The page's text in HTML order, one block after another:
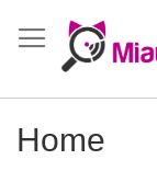
zum
Home